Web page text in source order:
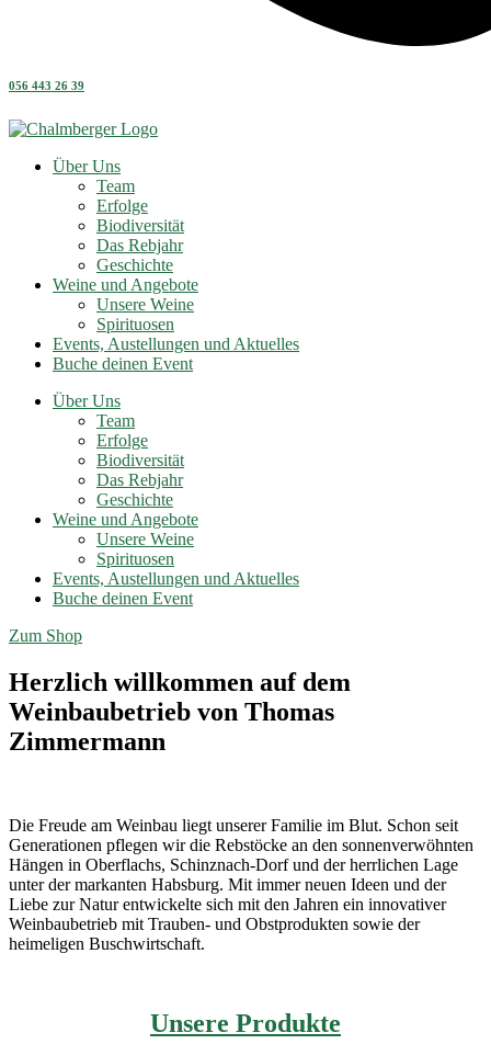
056 443 26 39
Über Uns
Team
Erfolge
Biodiversität
Das Rebjahr
Geschichte
Weine und Angebote
Unsere Weine
Spirituosen
Events, Austellungen und Aktuelles
Buche deinen Event
Über Uns
Team
Erfolge
Biodiversität
Das Rebjahr
Geschichte
Weine und Angebote
Unsere Weine
Spirituosen
Events, Austellungen und Aktuelles
Buche deinen Event
Zum Shop
Herzlich willkommen auf dem
Weinbaubetrieb von Thomas
Zimmermann
Die Freude am Weinbau liegt unserer Familie im Blut. Schon seit
Generationen pflegen wir die Rebstöcke an den sonnenverwöhnten
Hängen in Oberflachs, Schinznach-Dorf und der herrlichen Lage
unter der markanten Habsburg. Mit immer neuen Ideen und der
Liebe zur Natur entwickelte sich mit den Jahren ein innovativer
Weinbaubetrieb mit Trauben- und Obstprodukten sowie der
heimeligen Buschwirtschaft.
Unsere Produkte